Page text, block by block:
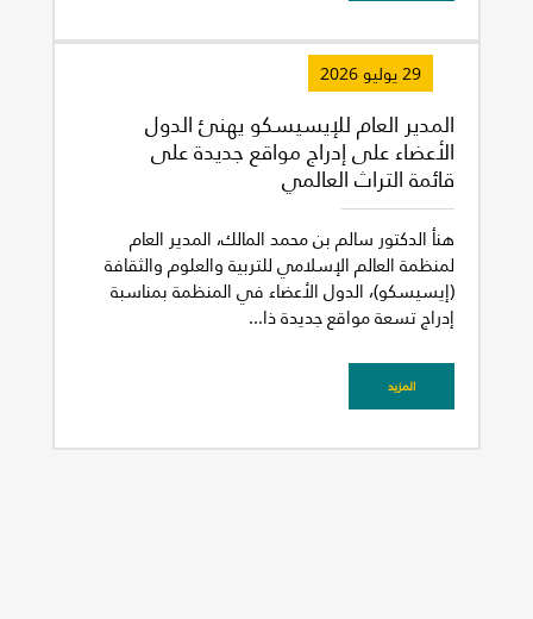
غير راض للغاية
29 يوليو 2026
المدير العام للإيسيسكو يهنئ الدول
الأعضاء على إدراج مواقع جديدة على
قائمة التراث العالمي
هنأ الدكتور سالم بن محمد المالك، المدير العام
لمنظمة العالم الإسلامي للتربية والعلوم والثقافة
(إيسيسكو)، الدول الأعضاء في المنظمة بمناسبة
إدراج تسعة مواقع جديدة ذا...
المزيد